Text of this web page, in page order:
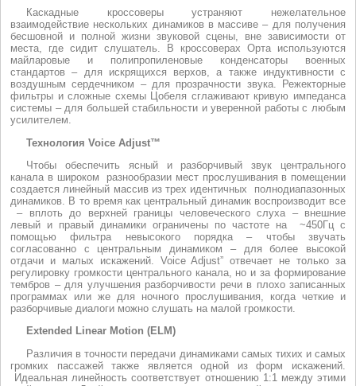
Каскадные кроссоверы устраняют нежелательное
взаимодействие нескольких динамиков в массиве – для получения
бесшовной и полной жизни звуковой сцены, вне зависимости от
места, где сидит слушатель. В кроссоверах Орта используются
майларовые и полипропиленовые конденсаторы военных
стандартов – для искрящихся верхов, а также индуктивности с
воздушным сердечником – для прозрачности звука. Режекторные
фильтры и сложные схемы Цобеля сглаживают кривую импеданса
системы – для большей стабильности и уверенной работы с любым
усилителем.
Технология Voice Adjust™
Чтобы обеспечить ясный и разборчивый звук центрального
канала в широком разнообразии мест прослушивания в помещении
создается линейный массив из трех идентичных полнодиапазонных
динамиков. В то время как центральный динамик воспроизводит все
– вплоть до верхней границы человеческого слуха – внешние
левый и правый динамики ограничены по частоте на ~450Гц с
помощью фильтра невысокого порядка – чтобы звучать
согласованно с центральным динамиком – для более высокой
отдачи и малых искажений. Voice Adjust” отвечает не только за
регулировку громкости центрального канала, но и за формирование
тембров – для улучшения разборчивости речи в плохо записанных
программах или же для ночного прослушивания, когда четкие и
разборчивые диалоги можно слушать на малой громкости.
Extended Linear Motion (ELM)
Различия в точности передачи динамиками самых тихих и самых
громких пассажей также является одной из форм искажений.
Идеальная линейность соответствует отношению 1:1 между этими